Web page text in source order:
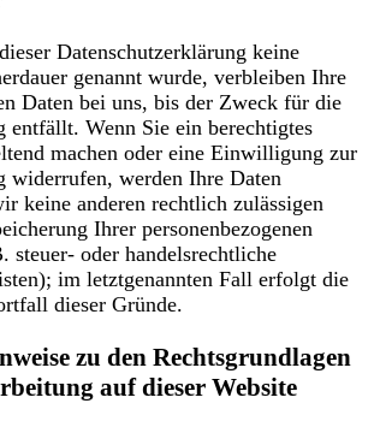
Datenschutzerklärung keine
genannt wurde, verbleiben Ihre
Daten bei uns, bis der Zweck für die
entfällt. Wenn Sie ein berechtigtes
machen oder eine Einwilligung zur
widerrufen, werden Ihre Daten
keine anderen rechtlich zulässigen
Ihrer personenbezogenen
steuer- oder handelsrechtliche
im letztgenannten Fall erfolgt die
dieser Gründe.
zu den Rechtsgrundlagen
auf dieser Website